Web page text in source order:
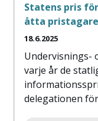
Statens pris
åtta
18.6.2025
Undervisnings-
varje år de
delegationen